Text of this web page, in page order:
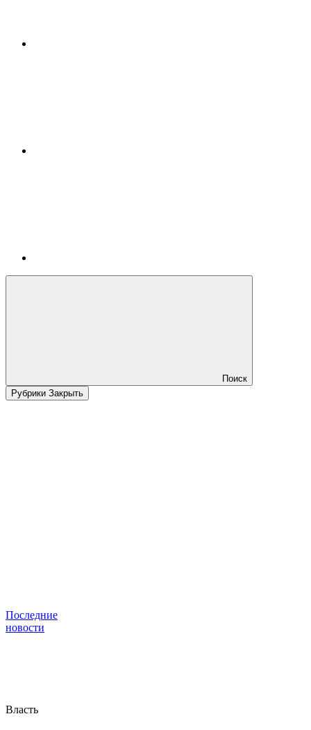
Поиск
Рубрики Закрыть
Последние
новости
Власть